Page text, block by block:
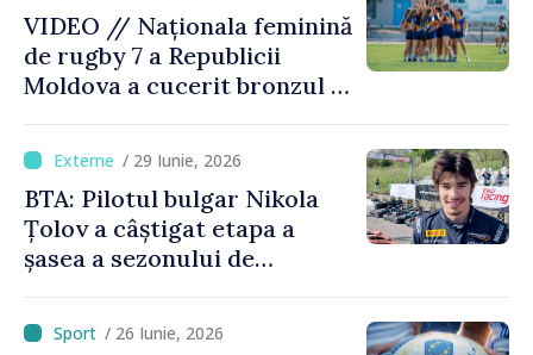
VIDEO // Naționala feminină
de rugby 7 a Republicii
Moldova a cucerit bronzul la
Divizia Trophy
/ 29 Iunie, 2026
BTA: Pilotul bulgar Nikola
Țolov a câștigat etapa a
șasea a sezonului de
/ 26 Iunie, 2026